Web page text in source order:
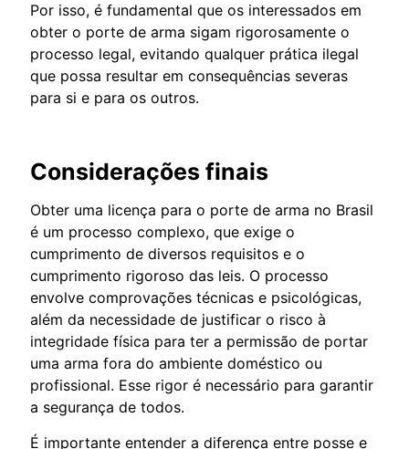
Por isso, é fundamental que os interessados em
obter o porte de arma sigam rigorosamente o
processo legal, evitando qualquer prática ilegal
que possa resultar em consequências severas
para si e para os outros.
Considerações finais
Obter uma licença para o porte de arma no Brasil
é um processo complexo, que exige o
cumprimento de diversos requisitos e o
cumprimento rigoroso das leis. O processo
envolve comprovações técnicas e psicológicas,
além da necessidade de justificar o risco à
integridade física para ter a permissão de portar
uma arma fora do ambiente doméstico ou
profissional. Esse rigor é necessário para garantir
a segurança de todos.
É importante entender a diferença entre posse e